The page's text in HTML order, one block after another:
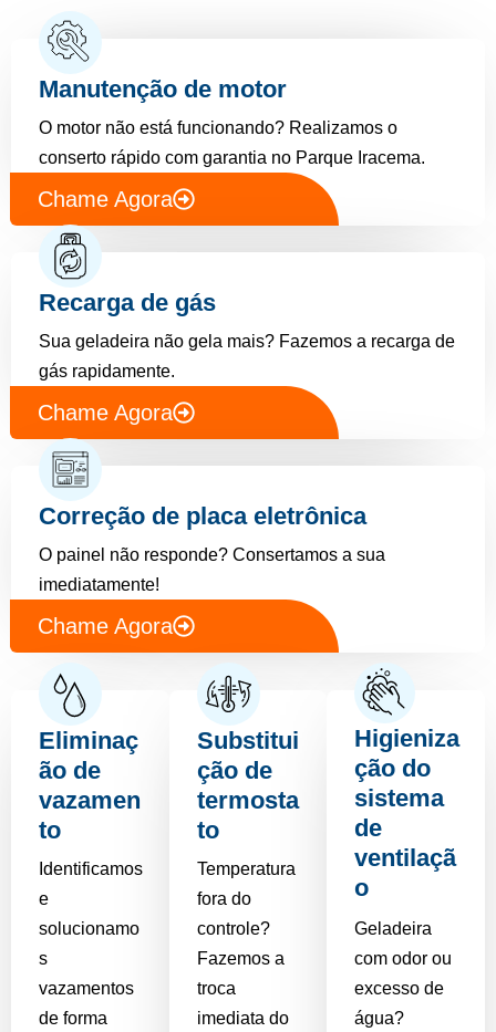
Manutenção de motor
O motor não está funcionando? Realizamos o
conserto rápido com garantia no Parque Iracema.
Chame Agora
Recarga de gás
Sua geladeira não gela mais? Fazemos a recarga de
gás rapidamente.
Chame Agora
Correção de placa eletrônica
O painel não responde? Consertamos a sua
imediatamente!
Chame Agora
Eliminaç
ão de
vazamen
to
Identificamos
e
solucionamo
s
vazamentos
de forma
Substitui
ção de
termosta
to
Temperatura
fora do
controle?
Fazemos a
troca
imediata do
Higieniza
ção do
sistema
de
ventilaçã
o
Geladeira
com odor ou
excesso de
água?